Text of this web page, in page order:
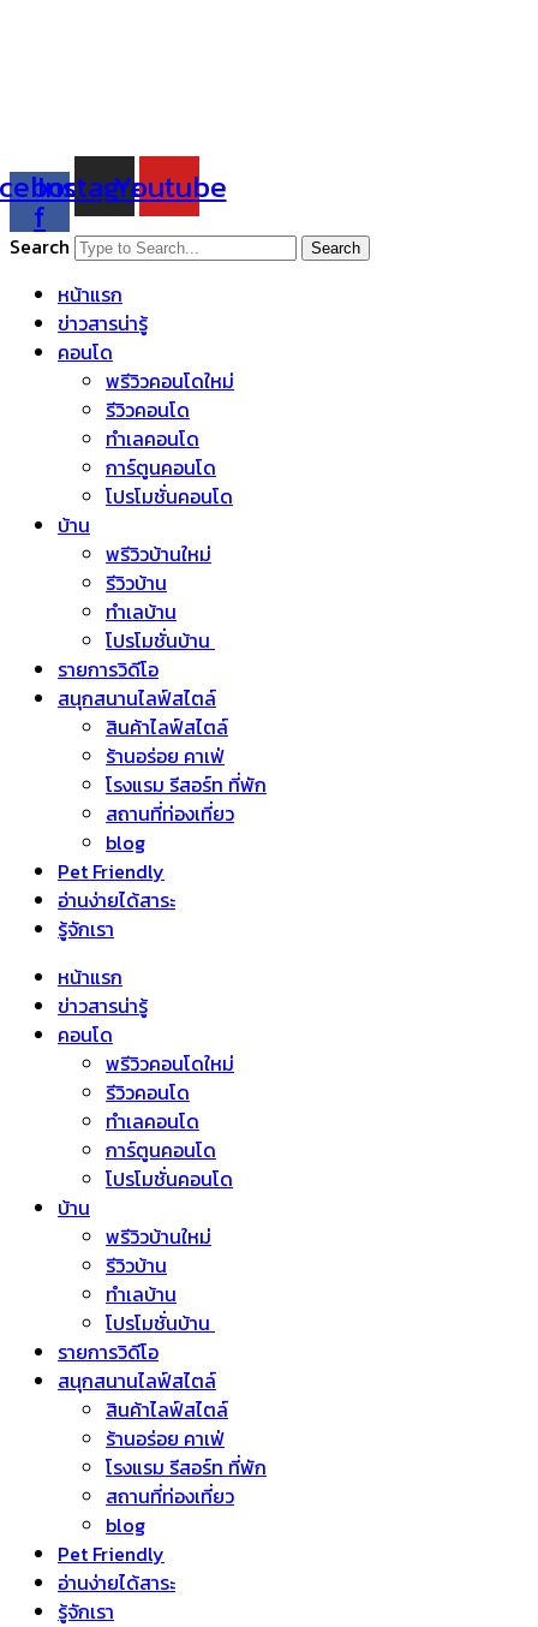
f
Instagram
Youtube
Search Search
หน้าแรก
ข่าวสารน่ารู้
คอนโด
พรีวิวคอนโดใหม่
รีวิวคอนโด
ทำเลคอนโด
การ์ตูนคอนโด
โปรโมชั่นคอนโด
บ้าน
พรีวิวบ้านใหม่
รีวิวบ้าน
ทำเลบ้าน
โปรโมชั่นบ้าน
รายการวิดีโอ
สนุกสนานไลฟ์สไตล์
สินค้าไลฟ์สไตล์
ร้านอร่อย คาเฟ่
โรงแรม รีสอร์ท ที่พัก
สถานที่ท่องเที่ยว
blog
Pet Friendly
อ่านง่ายได้สาระ
รู้จักเรา
หน้าแรก
ข่าวสารน่ารู้
คอนโด
พรีวิวคอนโดใหม่
รีวิวคอนโด
ทำเลคอนโด
การ์ตูนคอนโด
โปรโมชั่นคอนโด
บ้าน
พรีวิวบ้านใหม่
รีวิวบ้าน
ทำเลบ้าน
โปรโมชั่นบ้าน
รายการวิดีโอ
สนุกสนานไลฟ์สไตล์
สินค้าไลฟ์สไตล์
ร้านอร่อย คาเฟ่
โรงแรม รีสอร์ท ที่พัก
สถานที่ท่องเที่ยว
blog
Pet Friendly
อ่านง่ายได้สาระ
รู้จักเรา